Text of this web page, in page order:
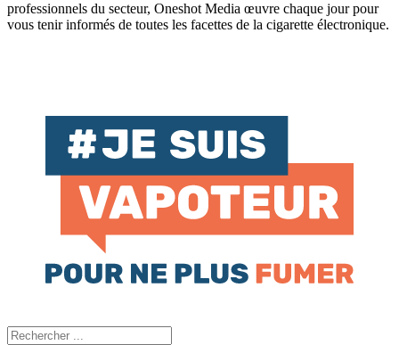
professionnels du secteur, Oneshot Media œuvre chaque jour pour
vous tenir informés de toutes les facettes de la cigarette électronique.